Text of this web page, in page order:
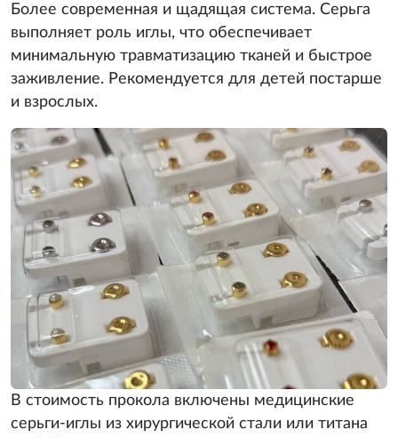
Более современная и щадящая система. Серьга
выполняет роль иглы, что обеспечивает
минимальную травматизацию тканей и быстрое
заживление. Рекомендуется для детей постарше
и взрослых.
В стоимость прокола включены медицинские
серьги-иглы из хирургической стали или титана